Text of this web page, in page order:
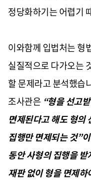
정당화하기는 어렵기
이와함께 입법처는 형
실질적으로 다가오는
할 문제라고 분석했습
조사관은 “형을 선고
면제된다고 해도 형의
집행만 면제되는 것”
동안 사형의 집행을
재판 없이 형을 면제